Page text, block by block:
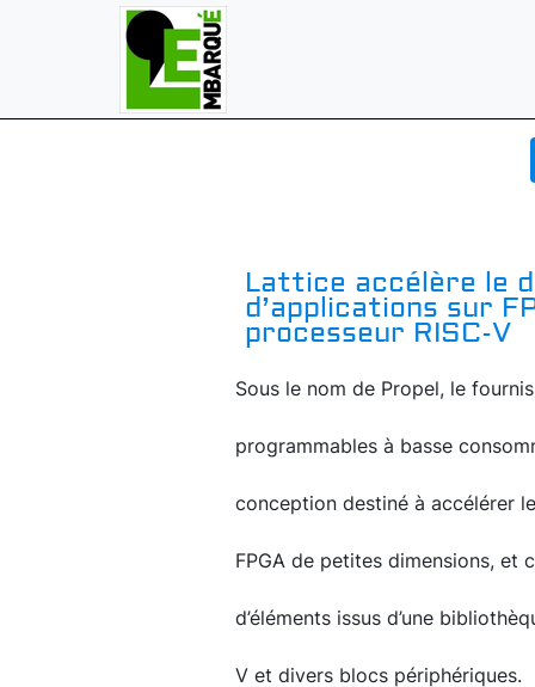
Lattice accélère le
d’applications sur
processeur RISC-V
Sous le nom de Propel, le
programmables à basse
conception destiné à accélérer
FPGA de petites dimensions, et
d’éléments issus d’une
V et divers blocs périphériques.